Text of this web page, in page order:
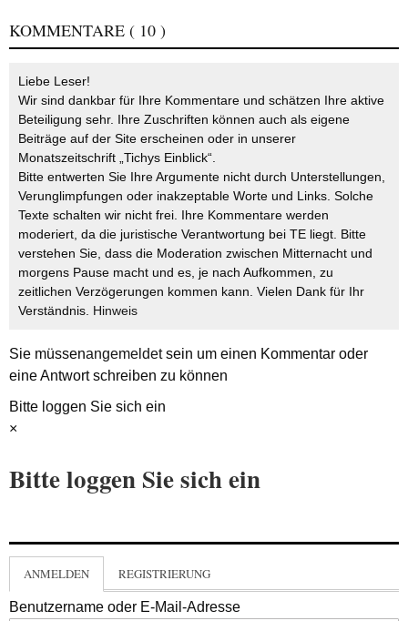
KOMMENTARE ( 10 )
Liebe Leser!
Wir sind dankbar für Ihre Kommentare und schätzen Ihre aktive
Beteiligung sehr. Ihre Zuschriften können auch als eigene
Beiträge auf der Site erscheinen oder in unserer
Monatszeitschrift „Tichys Einblick“.
Bitte entwerten Sie Ihre Argumente nicht durch Unterstellungen,
Verunglimpfungen oder inakzeptable Worte und Links. Solche
Texte schalten wir nicht frei. Ihre Kommentare werden
moderiert, da die juristische Verantwortung bei TE liegt. Bitte
verstehen Sie, dass die Moderation zwischen Mitternacht und
morgens Pause macht und es, je nach Aufkommen, zu
zeitlichen Verzögerungen kommen kann. Vielen Dank für Ihr
Verständnis. Hinweis
Sie müssenangemeldetsein um einen Kommentar oder
eine Antwort schreiben zu können
Bitte loggen Sie sich ein
×
Bitte loggen Sie sich ein
ANMELDEN REGISTRIERUNG
Benutzername oder E-Mail-Adresse